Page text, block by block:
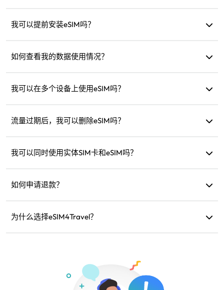
我可以提前安装eSIM吗？
启用使用。
如何查看我的数据使用情况？
我可以在多个设备上使用eSIM吗？
系客户支持。
流量过期后，我可以删除eSIM吗？
使用。
我可以同时使用实体SIM卡和eSIM吗？
额外的漫游费用。
如何申请退款？
请退款。退款将在5-7个工作日内退回原支付账户。
为什么选择eSIM4Travel？